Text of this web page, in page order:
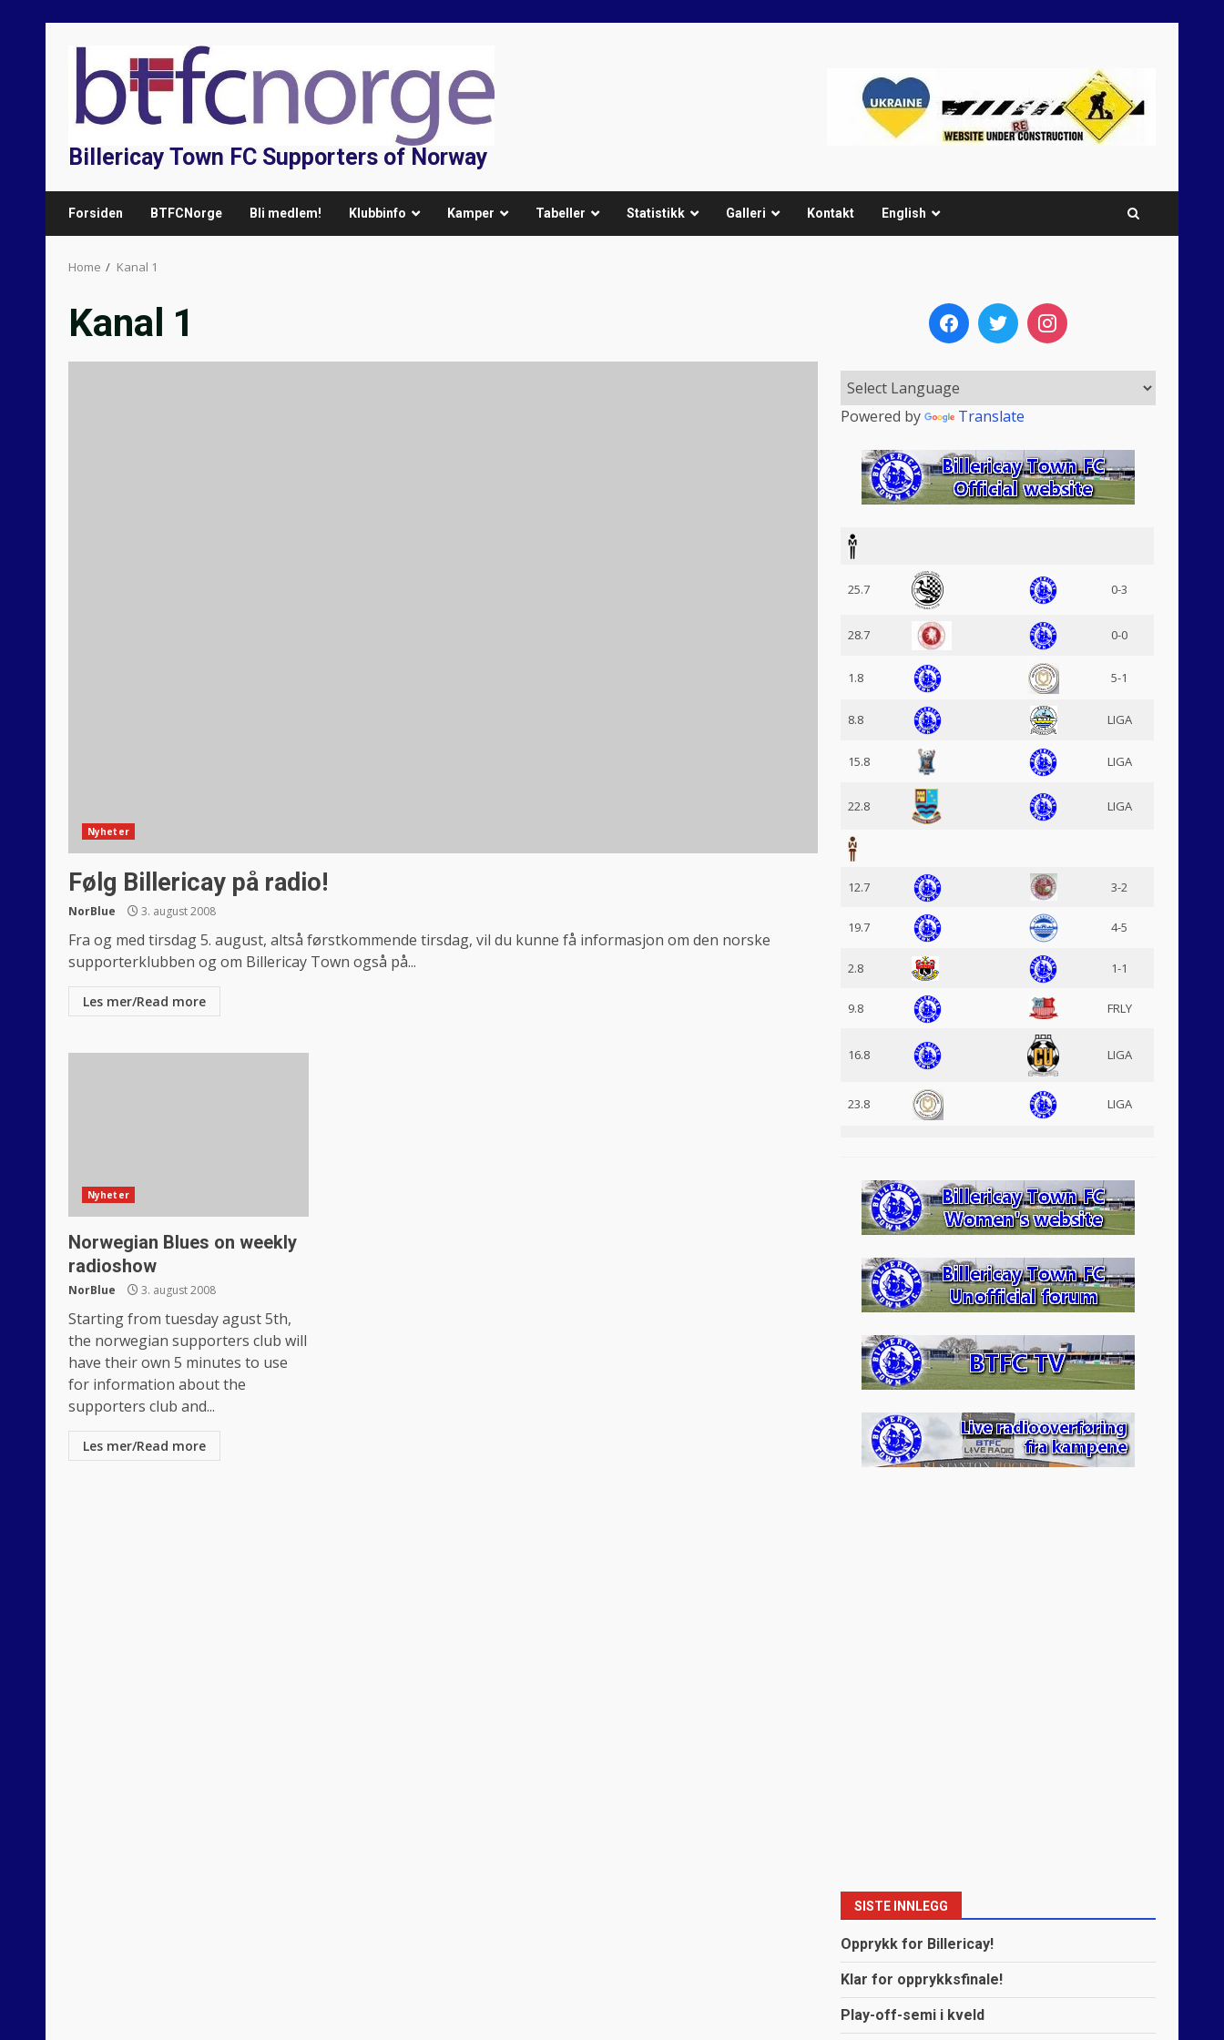
content
Billericay Town FC Supporters of Norway
Forsiden BTFCNorge Bli medlem! Klubbinfo Kamper Tabeller Statistikk Galleri Kontakt English
Home Kanal 1
Kanal 1
Nyheter
Følg Billericay på radio!
NorBlue 3. august 2008
Fra og med tirsdag 5. august, altså førstkommende tirsdag, vil du kunne få informasjon om den norske
supporterklubben og om Billericay Town også på...
Les mer/Read more
Nyheter
Norwegian Blues on weekly
radioshow
NorBlue 3. august 2008
Starting from tuesday agust 5th,
the norwegian supporters club will
have their own 5 minutes to use
for information about the
supporters club and...
Les mer/Read more
Powered by Translate
25.7 0-3
28.7 0-0
1.8 5-1
8.8 LIGA
15.8 LIGA
22.8 LIGA
12.7 3-2
19.7 4-5
2.8 1-1
9.8 FRLY
16.8 LIGA
23.8 LIGA
SISTE INNLEGG
Opprykk for Billericay!
Klar for opprykksfinale!
Play-off-semi i kveld